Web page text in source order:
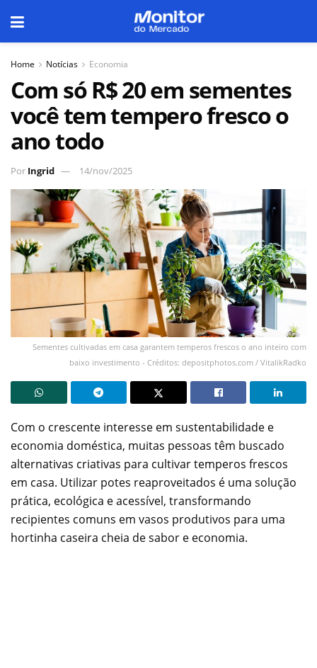
Home Notícias Economia
Com só R$ 20 em sementes
você tem tempero fresco o
ano todo
Por Ingrid 14/nov/2025
Sementes cultivadas em casa garantem temperos frescos o ano inteiro com
baixo investimento - Créditos: depositphotos.com / VitalikRadko
Com o crescente interesse em sustentabilidade e
economia doméstica, muitas pessoas têm buscado
alternativas criativas para cultivar temperos frescos
em casa. Utilizar potes reaproveitados é uma solução
prática, ecológica e acessível, transformando
recipientes comuns em vasos produtivos para uma
hortinha caseira cheia de sabor e economia.